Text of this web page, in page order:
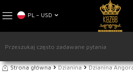
PL − USD
Strona główna Dzianina
Dzianina